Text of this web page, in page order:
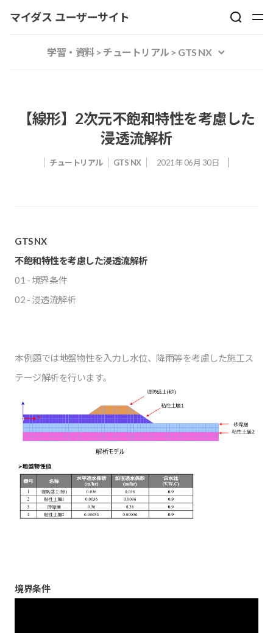
マイダス ユーザーサイト
学習・資料 > チュートリアル > GTS NX
チュートリアル GTS NX 2021年 06月 30日
【線形】2次元不飽和特性を考慮した
浸透流解析
GTS NX
不飽和特性を考慮した浸透流解析
01 - 境界条件
02 - 浸透流解析
本例題では地盤物性を入力し水位、降雨等を考慮した施工ス
テージ解析を行います。
境界条件